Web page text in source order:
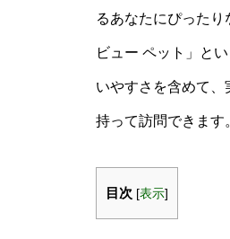
るあなたにぴった
ビュー ペット」と
いやすさを含めて、
持って訪問できます
目次 [表示]